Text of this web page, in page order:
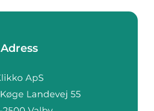
Adress